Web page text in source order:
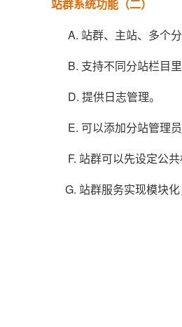
站群系统功能（二）
A. 站群、主站、多个
B. 支持不同分站栏目
D. 提供日志管理。
E. 可以添加分站管理员
F. 站群可以先设定公共
G. 站群服务实现模块